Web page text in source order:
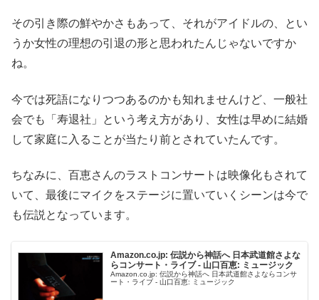
その引き際の鮮やかさもあって、それがアイドルの、とい
うか女性の理想の引退の形と思われたんじゃないですか
ね。
今では死語になりつつあるのかも知れませんけど、一般社
会でも「寿退社」という考え方があり、女性は早めに結婚
して家庭に入ることが当たり前とされていたんです。
ちなみに、百恵さんのラストコンサートは映像化もされて
いて、最後にマイクをステージに置いていくシーンは今で
も伝説となっています。
Amazon.co.jp: 伝説から神話へ 日本武道館さよな
らコンサート・ライブ - 山口百恵: ミュージック
Amazon.co.jp: 伝説から神話へ 日本武道館さよならコンサ
ート・ライブ - 山口百恵: ミュージック